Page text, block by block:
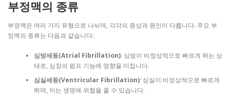
부정맥의 종류
부정맥은 여러 가지 유형으로 나뉘며, 각각의 증상과 원인이 다릅니다. 주요 부
정맥의 종류는 다음과 같습니다:
심방세동(Atrial Fibrillation): 심방이 비정상적으로 빠르게 뛰는 상
태로, 심장의 펌프 기능에 영향을 미칩니다.
심실세동(Ventricular Fibrillation): 심실이 비정상적으로 빠르게
뛰며, 이는 생명에 위협을 줄 수 있습니다.